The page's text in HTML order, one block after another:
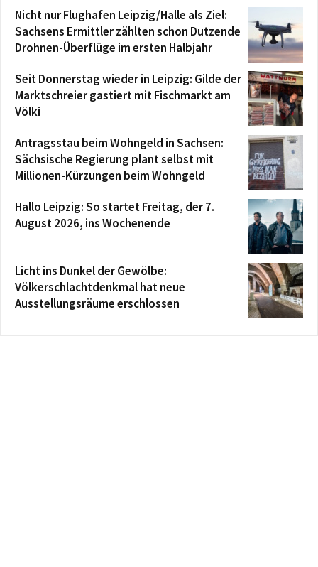
Nicht nur Flughafen Leipzig/Halle als Ziel:
Sachsens Ermittler zählten schon Dutzende
Drohnen-Überflüge im ersten Halbjahr
Seit Donnerstag wieder in Leipzig: Gilde der
Marktschreier gastiert mit Fischmarkt am
Völki
Antragsstau beim Wohngeld in Sachsen:
Sächsische Regierung plant selbst mit
Millionen-Kürzungen beim Wohngeld
Hallo Leipzig: So startet Freitag, der 7.
August 2026, ins Wochenende
Licht ins Dunkel der Gewölbe:
Völkerschlachtdenkmal hat neue
Ausstellungsräume erschlossen